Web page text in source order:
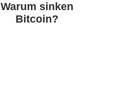
Warum sinken
Bitcoin?